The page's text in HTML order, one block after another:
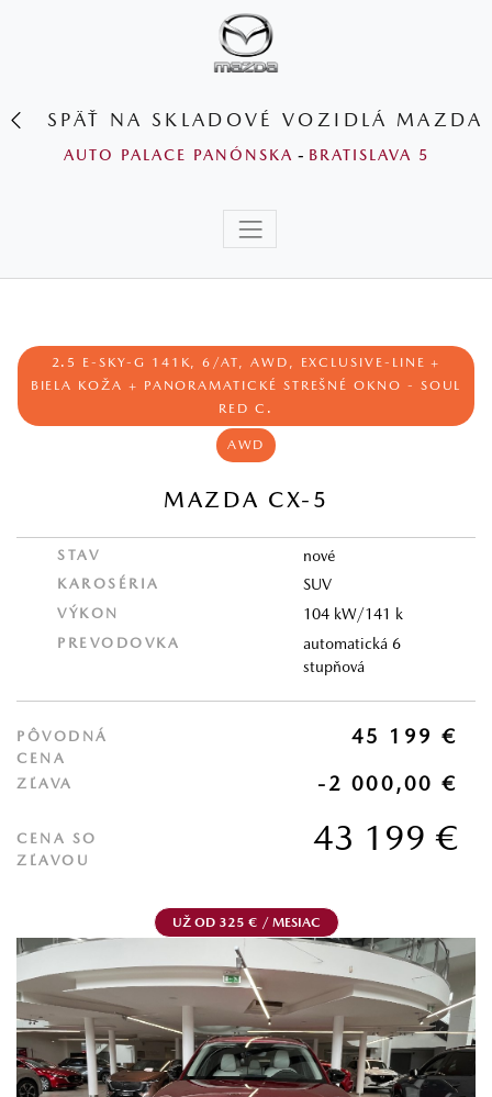
SPÄŤ NA SKLADOVÉ VOZIDLÁ MAZDA
AUTO PALACE PANÓNSKA - BRATISLAVA 5
2.5 E-SKY-G 141K, 6/AT, AWD, EXCLUSIVE-LINE +
BIELA KOŽA + PANORAMATICKÉ STREŠNÉ OKNO - SOUL
RED C.
AWD
MAZDA CX-5
STAV nové
KAROSÉRIA SUV
VÝKON 104 kW/141 k
PREVODOVKA
automatická 6
stupňová
PÔVODNÁ
CENA
45 199 €
ZĽAVA -2 000,00 €
CENA SO
ZĽAVOU
43 199 €
UŽ OD 325 € / MESIAC